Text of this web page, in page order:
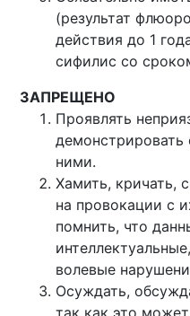
(результат
действия до 1
сифилис со
ЗАПРЕЩЕНО
Проявлять
демонстрировать
ними.
Хамить, кричать,
на провокации с
помнить, что
волевые
Осуждать,